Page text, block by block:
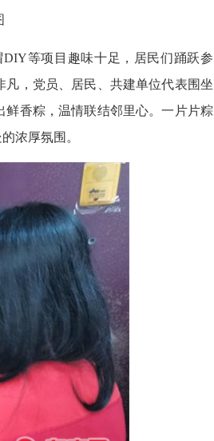
等项目趣味十足，居民们踊跃参
，党员、居民、共建单位代表围坐
香粽，温情联结邻里心。一片片粽
浓厚氛围。